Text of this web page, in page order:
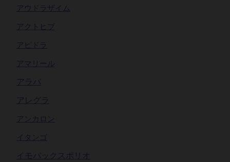
アウドラザイム
アクトヒブ
アピドラ
アマリール
アラバ
アレグラ
アンカロン
イタンゴ
イモバックスポリオ